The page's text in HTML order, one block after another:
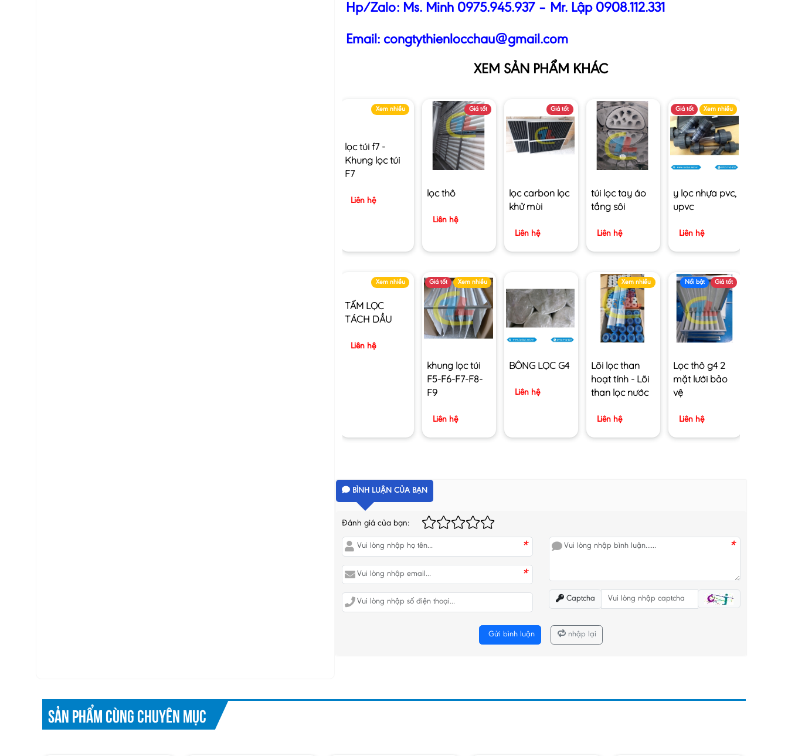
Hp/Zalo: Ms. Minh 0975.945.937– Mr. Lập 0908.112.331
Email: congtythienlocchau@gmail.com
XEM SẢN PHẨM KHÁC
Xem nhiều
Khung lọc túi
F7
Giá tốt
lọc thô
Liên hệ
Giá tốt
lọc carbon lọc
khử mùi
Liên hệ
túi lọc tay áo
tầng sôi
Liên hệ
Giá tốt Xem nhiều
y lọc nhựa pvc,
upvc
Liên hệ
Xem nhiều
TẤM LỌC
Giá tốt Xem nhiều
khung lọc túi
F5-F6-F7-F8-
F9
Liên hệ
BÔNG LỌC G4
Liên hệ
Xem nhiều
Lõi lọc than
hoạt tính - Lõi
than lọc nước
Liên hệ
Nổi bật Giá tốt
Lọc thô g4 2
mặt lưới bảo
vệ
Liên hệ
BÌNH LUẬN CỦA BẠN
Đánh giá của bạn:
*
*
*
Captcha
Gửi bình luận nhập lại
SẢN PHẨM CÙNG CHUYÊN MỤC